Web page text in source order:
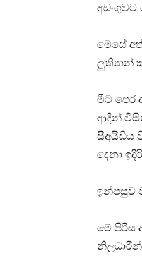
අඩංගුවට
මෙසේ
ලුතිනන්
මීට පෙර
ආදීන්
සීඅයිඩිය
දෙනා
ඉන්පසුව
මේ පිරිස
නිලධාරීන්